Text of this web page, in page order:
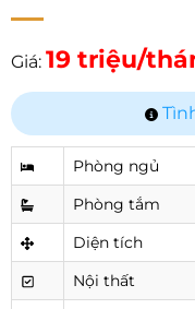
Giá: 19 triệu/
Phòng ngủ
Phòng tắm
Diện tích
Nội thất